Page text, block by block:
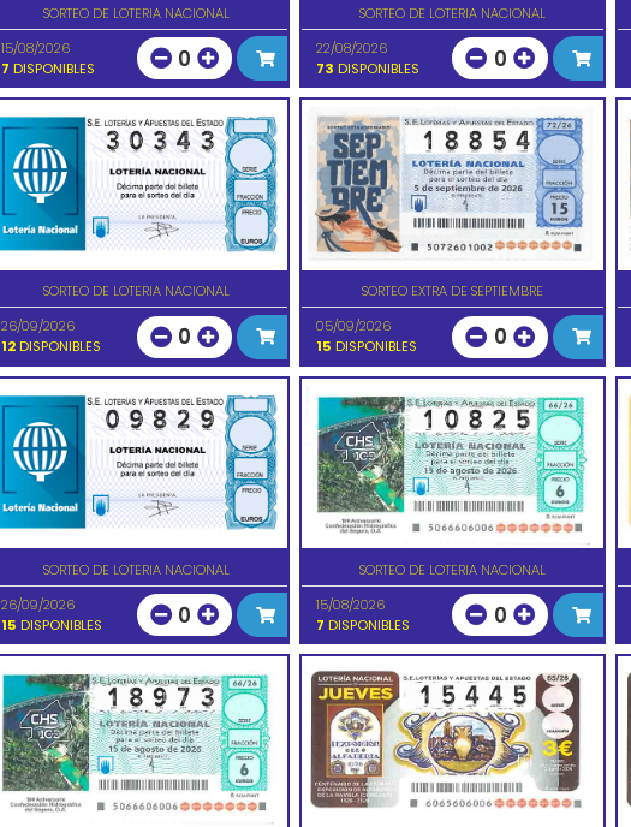
SORTEO DE LOTERIA NACIONAL
15/08/2026
7 DISPONIBLES 0
SORTEO DE LOTERIA NACIONAL
22/08/2026
73 DISPONIBLES 0
SORTEO DE LOTERIA NACIONAL
26/09/2026
12DISPONIBLES 0
SORTEO EXTRA DE SEPTIEMBRE
05/09/2026
15 DISPONIBLES 0
SORTEO DE LOTERIA NACIONAL
26/09/2026
15 DISPONIBLES 0
SORTEO DE LOTERIA NACIONAL
15/08/2026
7 DISPONIBLES 0